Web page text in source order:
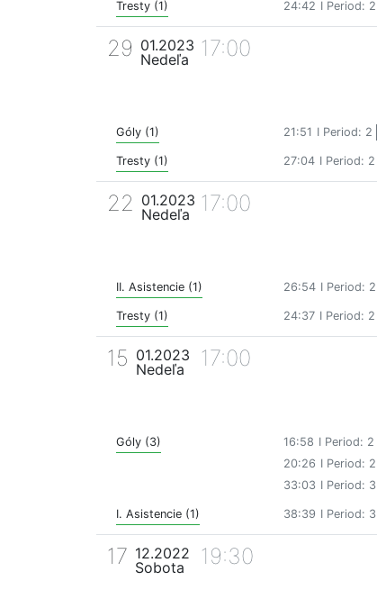
Tresty (1) 24:42 I Period: 2
29 01.2023
Nedeľa
17:00
Góly (1) 21:51 I Period: 2
Tresty (1) 27:04 I Period: 2
22 01.2023
Nedeľa
17:00
II. Asistencie (1) 26:54 I Period: 2
Tresty (1) 24:37 I Period: 2
15 01.2023
Nedeľa
17:00
Góly (3) 16:58 I Period: 2
20:26 I Period: 2
33:03 I Period: 3
I. Asistencie (1) 38:39 I Period: 3
17 12.2022
Sobota
19:30